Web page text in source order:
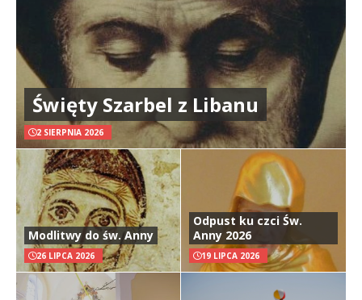
Święty Szarbel z Libanu
2 SIERPNIA 2026
Modlitwy do św. Anny
26 LIPCA 2026
Odpust ku czci Św.
Anny 2026
19 LIPCA 2026